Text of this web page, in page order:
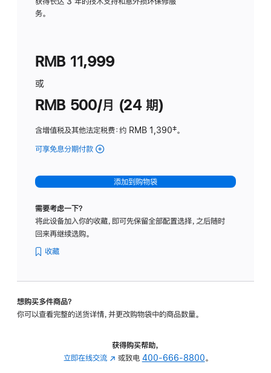
务。
RMB 11,999
或
RMB 500/月 (24 期)
含增值税及其他法定税费：约 RMB 1,390脚
‡。
可享免息分期付款 (Studio
-
标
璃
转
的
添加到购物袋
需要考虑一下？
将此设备加入你的收藏，即可先保留全部配置选择，之后随时
回来再继续选购。
收藏
想购买多件商品？
你可以查看完整的送货详情，并更改购物袋中的商品数量。
获得购买帮助，
立即在线交流 (在 或致电 400-666-8800。